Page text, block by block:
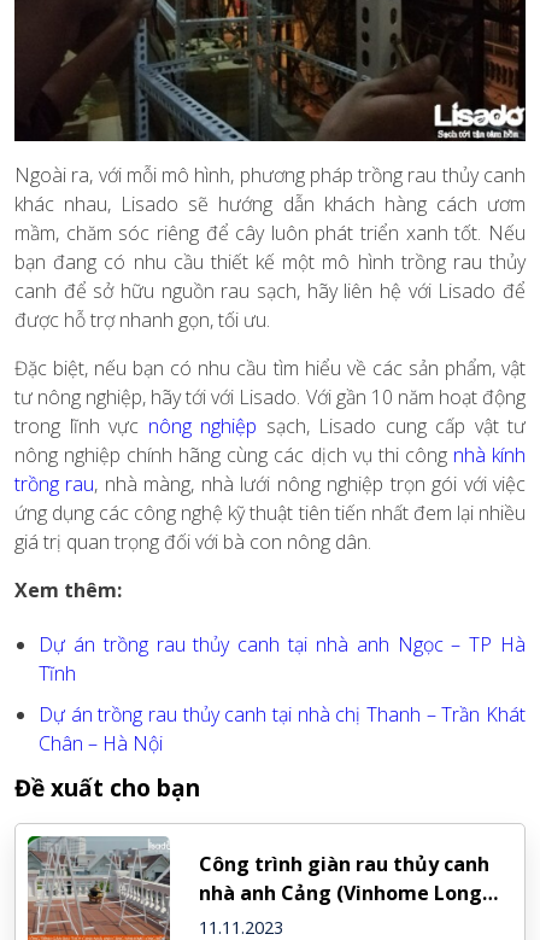
Ngoài ra, với mỗi mô hình, phương pháp trồng rau thủy canh
khác nhau, Lisado sẽ hướng dẫn khách hàng cách ươm
mầm, chăm sóc riêng để cây luôn phát triển xanh tốt. Nếu
bạn đang có nhu cầu thiết kế một mô hình trồng rau thủy
canh để sở hữu nguồn rau sạch, hãy liên hệ với Lisado để
được hỗ trợ nhanh gọn, tối ưu.
Đặc biệt, nếu bạn có nhu cầu tìm hiểu về các sản phẩm, vật
tư nông nghiệp, hãy tới với Lisado. Với gần 10 năm hoạt động
trong lĩnh vực nông nghiệp sạch, Lisado cung cấp vật tư
nông nghiệp chính hãng cùng các dịch vụ thi công nhà kính
trồng rau, nhà màng, nhà lưới nông nghiệp trọn gói với việc
ứng dụng các công nghệ kỹ thuật tiên tiến nhất đem lại nhiều
giá trị quan trọng đối với bà con nông dân.
Xem thêm:
Dự án trồng rau thủy canh tại nhà anh Ngọc – TP Hà
Tĩnh
Dự án trồng rau thủy canh tại nhà chị Thanh – Trần Khát
Chân – Hà Nội
Đề xuất cho bạn
Công trình giàn rau thủy canh
nhà anh Cảng (Vinhome Long
Biên-Hà Nội)
11.11.2023